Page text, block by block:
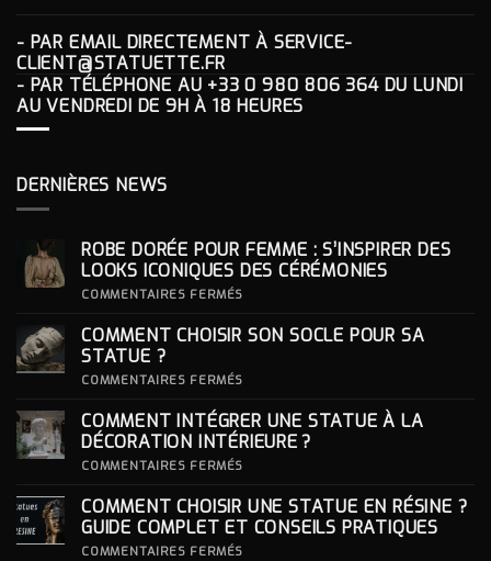
- PAR EMAIL DIRECTEMENT À SERVICE-
CLIENT@STATUETTE.FR
- PAR TÉLÉPHONE AU +33 0 980 806 364DU LUNDI
AU VENDREDI DE 9H À 18 HEURES
DERNIÈRES NEWS
ROBE DORÉE POUR FEMME : S’INSPIRER DES
LOOKS ICONIQUES DES CÉRÉMONIES
COMMENTAIRES FERMÉS
POUR
ICONIQUES
DES
CÉRÉMONIES
COMMENT CHOISIR SON SOCLE POUR SA
STATUE ?
COMMENTAIRES FERMÉS
SON
SOCLE
POUR
COMMENT INTÉGRER UNE STATUE À LA
DÉCORATION INTÉRIEURE ?
COMMENTAIRES FERMÉS
UNE
STATUE
À
COMMENT CHOISIR UNE STATUE EN RÉSINE ?
GUIDE COMPLET ET CONSEILS PRATIQUES
COMMENTAIRES FERMÉS